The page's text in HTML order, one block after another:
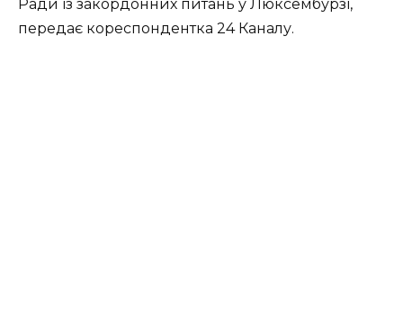
Ради із закордонних питань у Люксембурзі,
передає кореспондентка 24 Каналу.